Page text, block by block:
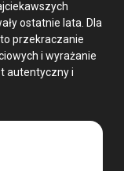
ostatnie lata. Dla
przekraczanie
i wyrażanie
autentyczny i